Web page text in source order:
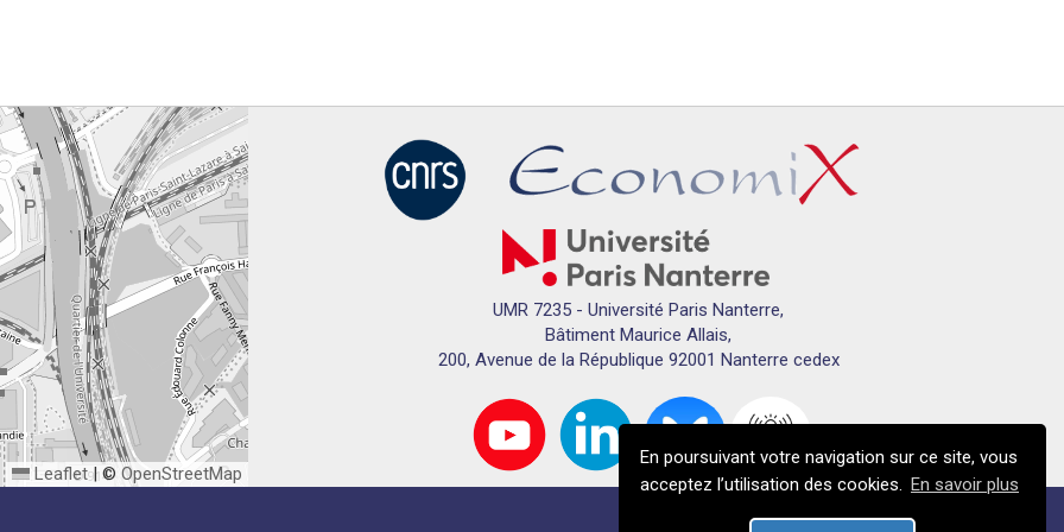
En poursuivant votre navigation sur ce site, vous
acceptez l’utilisation des cookies. En savoir plus
Leaflet |© OpenStreetMap
UMR 7235 - Université Paris Nanterre,
Bâtiment Maurice Allais,
200, Avenue de la République 92001 Nanterre cedex